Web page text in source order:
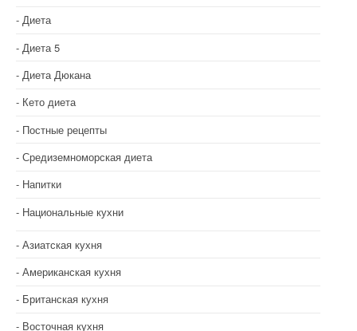
Диета
Диета 5
Диета Дюкана
Кето диета
Постные рецепты
Средиземноморская диета
Напитки
Национальные кухни
Азиатская кухня
Американская кухня
Британская кухня
Восточная кухня